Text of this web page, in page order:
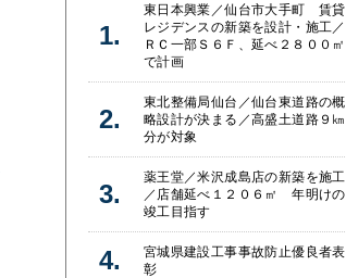
東日本興業／仙台市大手町 賃貸
レジデンスの新築を設計・施工／
ＲＣ一部Ｓ６Ｆ、延べ２８００㎡
で計画
東北整備局仙台／仙台東道路の概
略設計が決まる／高盛土道路９㎞
分が対象
薬王堂／米沢成島店の新築を施工
／店舗延べ１２０６㎡ 年明けの
竣工目指す
宮城県建設工事事故防止優良者表
彰